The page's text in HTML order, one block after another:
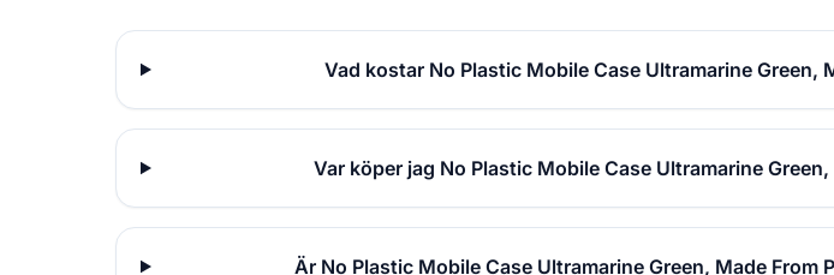
Vad kostar No Plastic Mobile Case Ultramarine Green,
Var köper jag No Plastic Mobile Case Ultramarine
Är No Plastic Mobile Case Ultramarine Green, Made